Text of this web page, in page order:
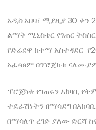
አዲስ አበባ፣ ሚያዚያ 30
ልማት ሚኒስቴር የገጠር
የድሬደዋ ከተማ አስተዳደር
አፈጻጸም በፕሮጀክቱ
ፕሮጀክቱ የገጠሩን አከባቢ
ተደራሽነትን በማሳደግ
በማሳለጥ ረገድ ያለው ድርሻ